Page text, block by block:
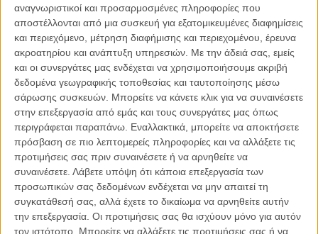
αναγνωριστικοί και προσαρμοσμένες πληροφορίες που
αποστέλλονται από μια συσκευή για εξατομικευμένες διαφημίσεις
και περιεχόμενο, μέτρηση διαφήμισης και περιεχομένου, έρευνα
ακροατηρίου και ανάπτυξη υπηρεσιών. Με την άδειά σας, εμείς
και οι συνεργάτες μας ενδέχεται να χρησιμοποιήσουμε ακριβή
δεδομένα γεωγραφικής τοποθεσίας και ταυτοποίησης μέσω
σάρωσης συσκευών. Μπορείτε να κάνετε κλικ για να συναινέσετε
στην επεξεργασία από εμάς και τους συνεργάτες μας όπως
περιγράφεται παραπάνω. Εναλλακτικά, μπορείτε να αποκτήσετε
πρόσβαση σε πιο λεπτομερείς πληροφορίες και να αλλάξετε τις
προτιμήσεις σας πριν συναινέσετε ή να αρνηθείτε να
συναινέσετε. Λάβετε υπόψη ότι κάποια επεξεργασία των
προσωπικών σας δεδομένων ενδέχεται να μην απαιτεί τη
συγκατάθεσή σας, αλλά έχετε το δικαίωμα να αρνηθείτε αυτήν
την επεξεργασία. Οι προτιμήσεις σας θα ισχύουν μόνο για αυτόν
τον ιστότοπο. Μπορείτε να αλλάξετε τις προτιμήσεις σας ή να
La Pointe Courte (1955)
Με την ενθάρρυνση του Αλέν Ρενέ (ο οποίος και θα αναλάμβανε
καθήκοντα μοντέρ) και βασισμένη σε ένα διήγημα του Γουίλιαμ
Φόκνερ, η μόλις 25χρονη, έως τότε φωτογράφος Ανιές Βαρντά θα
πραγματοποιούσε το 1955 το σκηνοθετικό της ντεμπούτο, το οποίο
έμελλε αργότερα να χαιρετιστεί ως η ταινία που πρώτη ενσάρκωσε
το πνεύμα του γαλλικού νέου κύματος, χαρίζοντάς της τον τίτλο της
«γιαγιάς της Nouvelle Vague». Μακριά, όμως, από ένα
διανοουμενίστικο μανιφέστο ή μια επιτηδευμένη φορμαλιστική